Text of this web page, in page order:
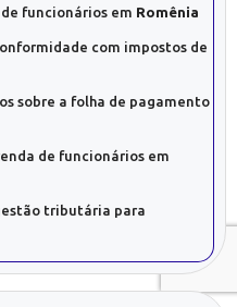
funcionários em Romênia
com impostos de
sobre a folha de pagamento
de funcionários em
tributária para